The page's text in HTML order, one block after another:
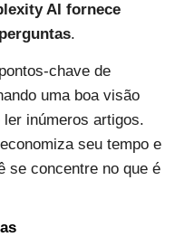
AI fornece
.
chave de
uma boa visão
inúmeros artigos.
economiza seu tempo e
se concentre no que é